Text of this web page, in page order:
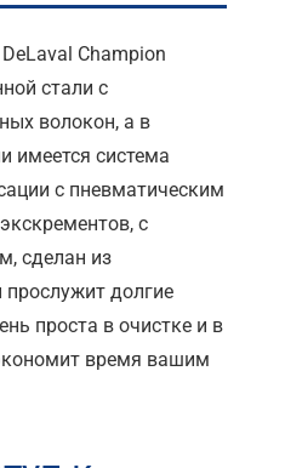
Champion
стали с
волокон, а в
имеется система
с пневматическим
с
сделан из
долгие
проста в очистке и в
время вашим